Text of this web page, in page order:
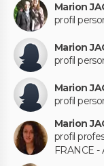
Marion
profil
Marion
profil
Marion
profil
Marion
profil
FRANCE